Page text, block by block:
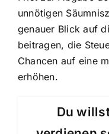
unnötigen
genauer Blick auf
beitragen, die
Chancen auf eine
erhöhen.
Du